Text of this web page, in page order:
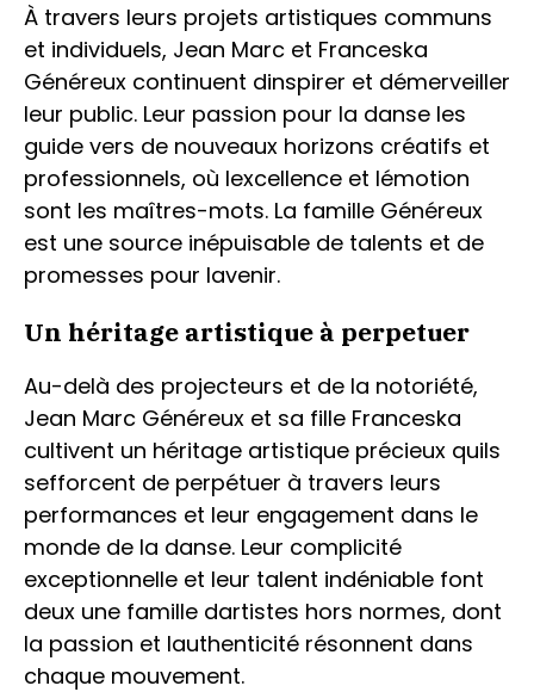
À travers leurs projets artistiques communs
et individuels, Jean Marc et Franceska
Généreux continuent dinspirer et démerveiller
leur public. Leur passion pour la danse les
guide vers de nouveaux horizons créatifs et
professionnels, où lexcellence et lémotion
sont les maîtres-mots. La famille Généreux
est une source inépuisable de talents et de
promesses pour lavenir.
Un héritage artistique à perpetuer
Au-delà des projecteurs et de la notoriété,
Jean Marc Généreux et sa fille Franceska
cultivent un héritage artistique précieux quils
sefforcent de perpétuer à travers leurs
performances et leur engagement dans le
monde de la danse. Leur complicité
exceptionnelle et leur talent indéniable font
deux une famille dartistes hors normes, dont
la passion et lauthenticité résonnent dans
chaque mouvement.